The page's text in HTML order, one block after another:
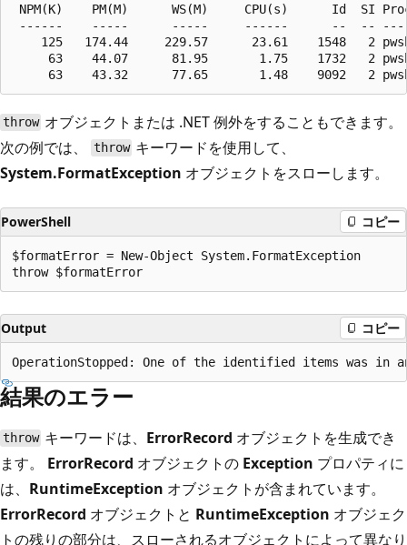
NPM(K)    PM(M)      WS(M)     CPU(s)      Id  SI
------    -----      -----     ------      --  --
125   174.44     229.57      23.61    1548   2
63    44.07      81.95       1.75    1732   2
throw オブジェクトまたは .NET 例外をすることもできます。
次の例では、
throw キーワードを使用して、
System.FormatException オブジェクトをスローします。
PowerShell コピー
$formatError = New-Object System.FormatException
Output コピー
結果のエラー
throw キーワードは、 ErrorRecord オブジェクトを生成でき
ます。 ErrorRecord オブジェクトの Exception プロパティに
は、 RuntimeException オブジェクトが含まれています。
ErrorRecord オブジェクトと RuntimeException オブジェク
トの残りの部分は、スローされるオブジェクトによって異なり